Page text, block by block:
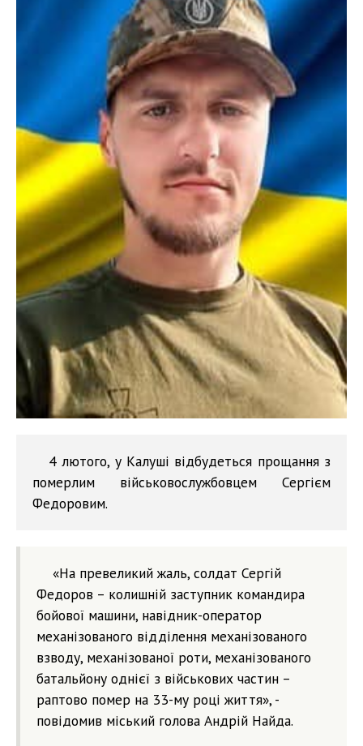
4 лютого, у Калуші відбудеться прощання з
померлим військовослужбовцем Сергієм
Федоровим.
«На превеликий жаль, солдат Сергій
Федоров – колишній заступник командира
бойової машини, навідник-оператор
механізованого відділення механізованого
взводу, механізованої роти, механізованого
батальйону однієї з військових частин –
раптово помер на 33-му році життя», -
повідомив міський голова Андрій Найда.